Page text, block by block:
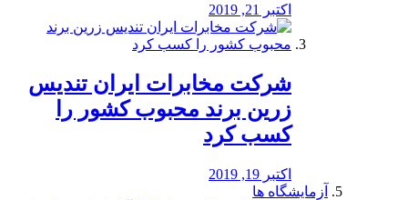
اکتبر 21, 2019
شرکت مخابرات ایران تندیس
زرین برند محبوب کشور را
کسب کرد
اکتبر 19, 2019
آزمایشگاه ها